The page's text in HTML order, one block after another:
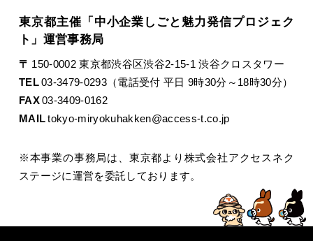
東京都主催「中小企業しごと魅力発信プロジェク
ト」運営事務局
〒 150-0002 東京都渋谷区渋谷2-15-1 渋谷クロスタワー
TEL03-3479-0293（電話受付 平日 9時30分～18時30分）
FAX03-3409-0162
MAIL tokyo-miryokuhakken@access-t.co.jp
※本事業の事務局は、東京都より株式会社アクセスネク
ステージに運営を委託しております。